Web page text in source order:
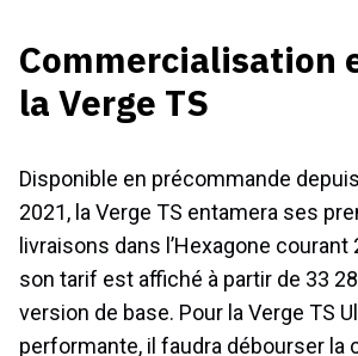
Commercialisation
la Verge TS
Disponible en précommande
2021, la Verge TS entamera ses
livraisons dans l’Hexagone courant
son tarif est affiché à partir de 33
version de base. Pour la Verge TS
performante, il faudra débourser la